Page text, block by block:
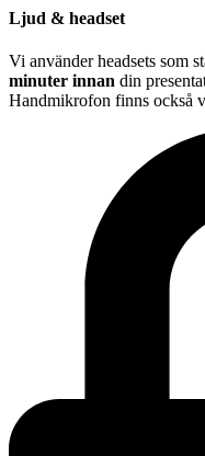
Ljud & headset
Vi använder headsets som
minuter innan din
Handmikrofon finns också